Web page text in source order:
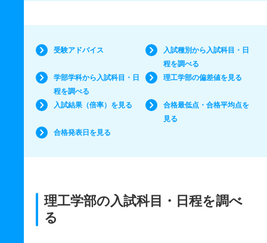
受験アドバイス
入試種別から入試科目・日
程を調べる
学部学科から入試科目・日
程を調べる
理工学部の偏差値を見る
入試結果（倍率）を見る
合格最低点・合格平均点を
見る
合格発表日を見る
理工学部の入試科目・日程を調べ
る